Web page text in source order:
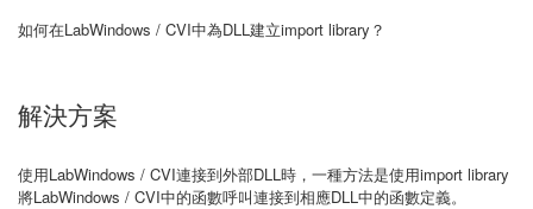
如何在LabWindows / CVI中為DLL建立import library？
解決方案
使用LabWindows / CVI連接到外部DLL時，一種方法是使用import library
將LabWindows / CVI中的函數呼叫連接到相應DLL中的函數定義。